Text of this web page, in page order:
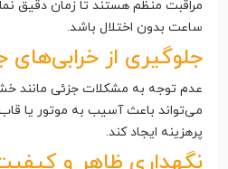
مراقبت منظم هستند تا زمان دقیق
ساعت بدون اختلال باشد.
جلوگیری از
عدم توجه به مشکلات جزئی مانند
می‌تواند باعث آسیب به موتور یا
پرهزینه ایجاد کند.